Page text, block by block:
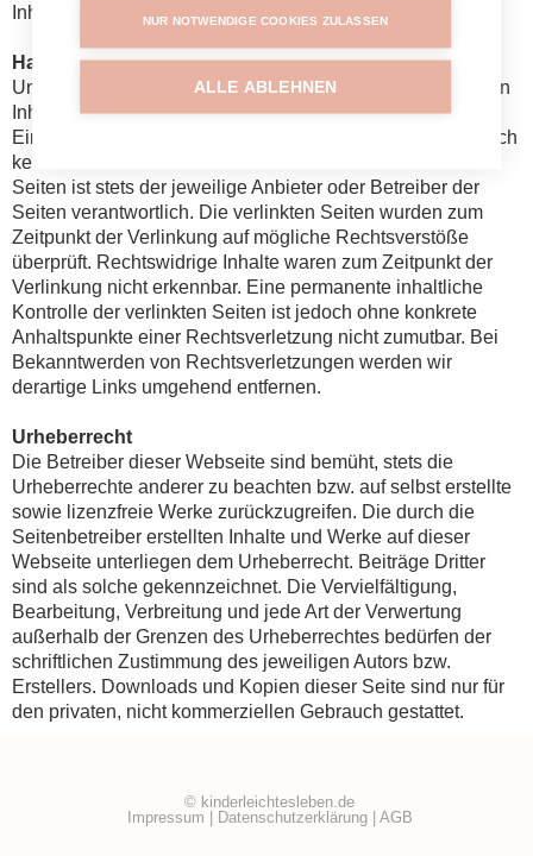
Inhalte umgehend entfernen.
Haftung für Links auf Webseiten Dritter
Unser Angebot enthält Links zu externen Websites. Auf den
Inhalt dieser externen Webseiten haben wir keinerlei
Einfluss. Deshalb können wir für diese fremden Inhalte auch
keine Gewähr übernehmen. Für die Inhalte der verlinkten
Seiten ist stets der jeweilige Anbieter oder Betreiber der
Seiten verantwortlich. Die verlinkten Seiten wurden zum
Zeitpunkt der Verlinkung auf mögliche Rechtsverstöße
überprüft. Rechtswidrige Inhalte waren zum Zeitpunkt der
Verlinkung nicht erkennbar. Eine permanente inhaltliche
Kontrolle der verlinkten Seiten ist jedoch ohne konkrete
Anhaltspunkte einer Rechtsverletzung nicht zumutbar. Bei
Bekanntwerden von Rechtsverletzungen werden wir
derartige Links umgehend entfernen.
Urheberrecht
Die Betreiber dieser Webseite sind bemüht, stets die
Urheberrechte anderer zu beachten bzw. auf selbst erstellte
sowie lizenzfreie Werke zurückzugreifen. Die durch die
Seitenbetreiber erstellten Inhalte und Werke auf dieser
Webseite unterliegen dem Urheberrecht. Beiträge Dritter
sind als solche gekennzeichnet. Die Vervielfältigung,
Bearbeitung, Verbreitung und jede Art der Verwertung
außerhalb der Grenzen des Urheberrechtes bedürfen der
schriftlichen Zustimmung des jeweiligen Autors bzw.
Erstellers. Downloads und Kopien dieser Seite sind nur für
den privaten, nicht kommerziellen Gebrauch gestattet.
© kinderleichtesleben.de
Impressum | Datenschutzerklärung| AGB
NUR NOTWENDIGE COOKIES ZULASSEN
ALLE ABLEHNEN